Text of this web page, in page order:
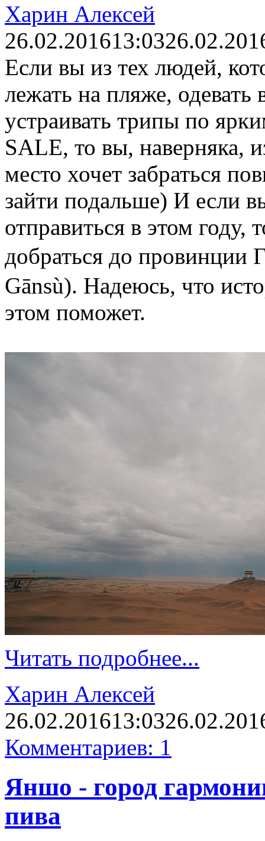
Харин Алексей
26.02.201613:03
Если вы из тех людей,
лежать на пляже,
устраивать трипы по
SALE, то вы, наверняка,
место хочет забраться
зайти подальше) И если
отправиться в этом году,
добраться до провинции
Gānsù). Надеюсь, что
этом поможет.
Читать подробнее...
Харин Алексей
26.02.201613:03
Комментариев: 1
Яншо - город
пива